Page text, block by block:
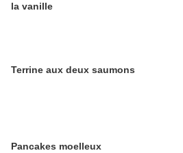
la vanille
Terrine aux deux saumons
Pancakes moelleux